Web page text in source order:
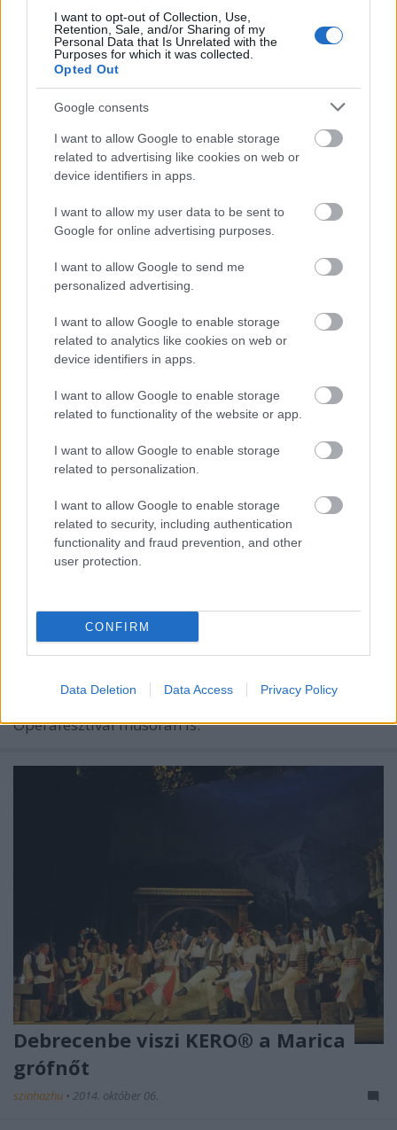
I want to opt-out of Collection, Use,
Retention, Sale, and/or Sharing of my
Personal Data that Is Unrelated with the
Purposes for which it was collected.
Opted Out
Google consents
I want to allow Google to enable storage
related to advertising like cookies on web or
device identifiers in apps.
I want to allow my user data to be sent to
Google for online advertising purposes.
I want to allow Google to send me
personalized advertising.
I want to allow Google to enable storage
related to analytics like cookies on web or
device identifiers in apps.
I want to allow Google to enable storage
related to functionality of the website or app.
I want to allow Google to enable storage
related to personalization.
I want to allow Google to enable storage
related to security, including authentication
functionality and fraud prevention, and other
user protection.
CONFIRM
Data Deletion Data Access Privacy Policy
"Randevú, ramazúri, pezsgő" - Bécsi
vér bemutató Veszprémben
szinhazhu•2014. december 12.
A Bécsi Vér című nagyoperettet mutatja be
december 12-én a Veszprémi Petőfi Színház. Az
előadást Bozsó József állítja színpadra. A premier
Strauss művéről és az általuk megformált
karakterekről.
Rusznyák Gábor A víg özvegyet
rendezte Miskolcon
A víg özvegyet mutatja be a Miskolci Nemzeti
előpremierjét Rusznyák Gábor rendezésében már
Operafesztivál műsorán is.
Debrecenbe viszi KERO® a Marica
grófnőt
szinhazhu • 2014. október 06.